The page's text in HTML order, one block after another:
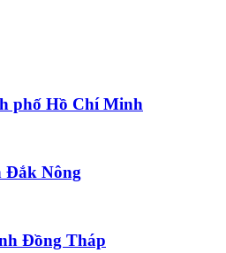
phố Hồ Chí Minh
Đắk Nông
Đồng Tháp